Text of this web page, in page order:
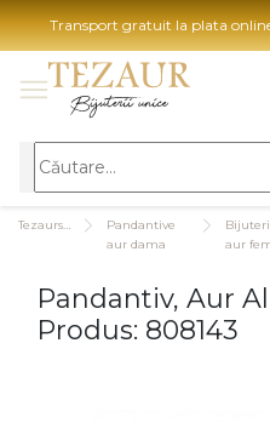
Transport gratuit la plata
BIJUTERII FEMEI
Inele
Bratari
Pandantive
aur dama
aur
Pandantiv, Aur
Produs: 808143